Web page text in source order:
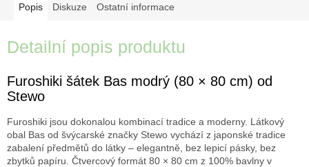
Popis Diskuze Ostatní informace
Detailní popis produktu
Furoshiki šátek Bas modrý (80 × 80 cm) od
Stewo
Furoshiki jsou dokonalou kombinací tradice a moderny. Látkový
obal Bas od švýcarské značky Stewo vychází z japonské tradice
zabalení předmětů do látky – elegantně, bez lepicí pásky, bez
zbytků papíru. Čtvercový formát 80 × 80 cm z 100% bavlny v